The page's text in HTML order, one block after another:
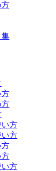
方
集
方
方
い方
い方
方
方
方